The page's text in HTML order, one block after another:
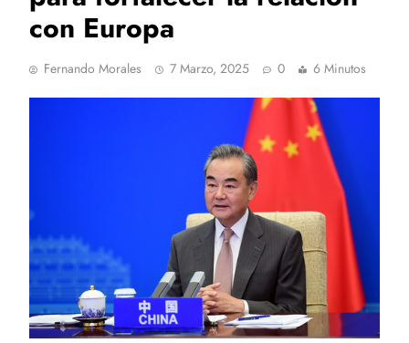
con Europa
Fernando Morales 7 Marzo, 2025 0 6 Minutos